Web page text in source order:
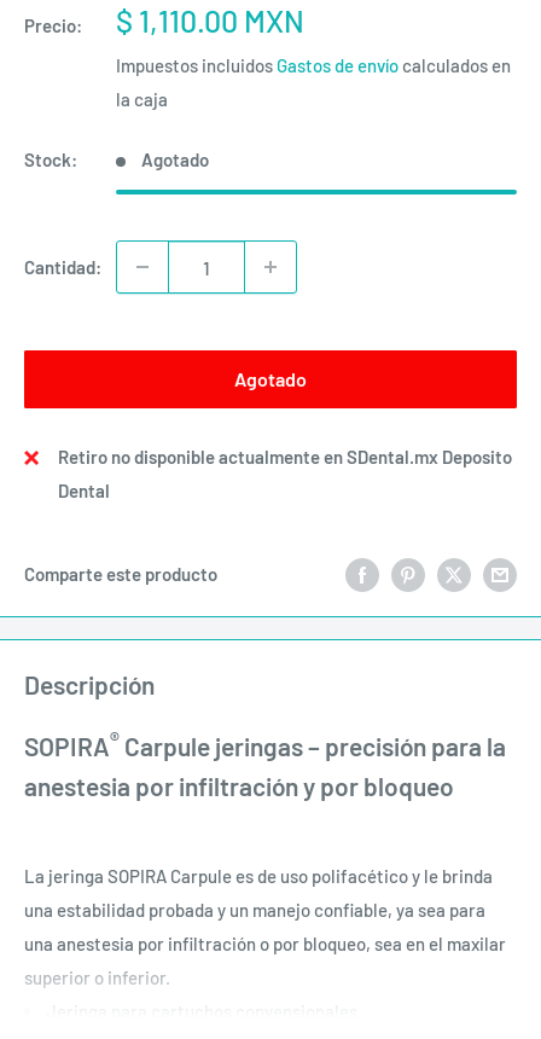
Precio:
Precio
de
venta
$ 1,110.00 MXN
Impuestos incluidos Gastos de envío calculados en
la caja
Stock: Agotado
Cantidad:
Agotado
Retiro no disponible actualmente en SDental.mx Deposito
Dental
Comparte este producto
Descripción
SOPIRA® Carpule jeringas – precisión para la
anestesia por infiltración y por bloqueo
La jeringa SOPIRA Carpule es de uso polifacético y le brinda
una estabilidad probada y un manejo confiable, ya sea para
una anestesia por infiltración o por bloqueo, sea en el maxilar
superior o inferior.